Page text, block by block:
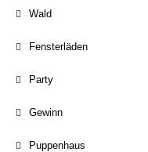
Wald
Fensterläden
Party
Gewinn
Puppenhaus